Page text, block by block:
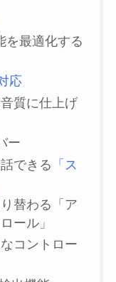
を最適化する
応
質に仕上げ
ー
できる 「ス
替わる「ア
ール」
コントロー